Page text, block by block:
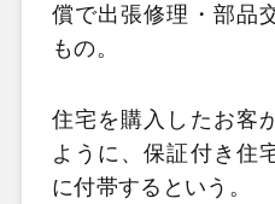
償で出張修理・部品
もの。
住宅を購入したお客
ように、保証付き住
に付帯するという。